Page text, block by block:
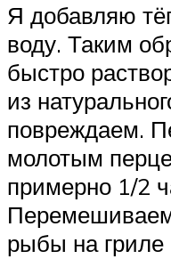
Я добавляю
воду. Таким
быстро
из
повреждаем.
молотым
примерно 1/2
рыбы на гриле